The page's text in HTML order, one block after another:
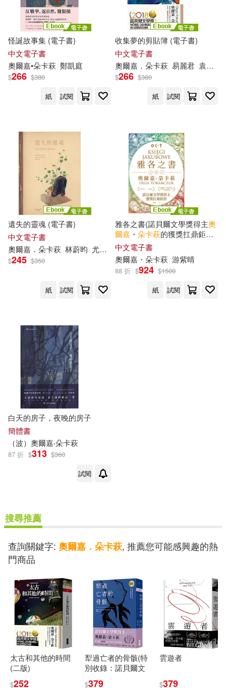
怪誕故事集 (電子書)
中文電子書
奧爾嘉•朵卡萩 鄭凱庭
$266 $380
紙
試閱
收集夢的剪貼簿 (電子書)
中文電子書
奧爾嘉 ． 朵卡萩 易麗君 袁漢鎔
$266 $380
紙
試閱
遺失的靈魂 (電子書)
中文電子書
奧爾嘉 ． 朵卡萩 林蔚昀 尤安娜．康哲友（Joanna Concejo）
$245 $350
紙 試閱
雅各之書(諾貝爾文學獎得主奧
爾嘉 ・ 朵卡萩的獲獎扛鼎鉅作)
(電子書)
中文電子書
奧爾嘉 ・ 朵卡萩 游紫晴
88 折 $924 $1500
紙
試閱
白天的房子，夜晚的房子
簡體書
（波） 奧爾嘉‧朵卡萩
87 折 $313 $360
試閱
搜尋推薦
查詢關鍵字: 奧爾嘉．朵卡萩, 推薦您可能感興趣的熱
門商品
太古和其他的時間
(二版)
$252
犁過亡者的骨骸(特
別收錄：諾貝爾文
$379
雲遊者
$379